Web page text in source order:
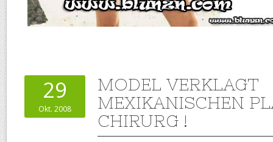
29
Okt. 2008
MODEL VERKLAGT
MEXIKANISCHEN
CHIRURG !